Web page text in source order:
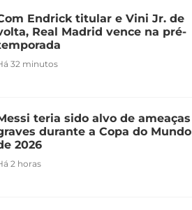
Endrick titular e Vini Jr. de
Real Madrid vence na pré-
32 minutos
teria sido alvo de ameaças
durante a Copa do Mundo
2026
2 horas